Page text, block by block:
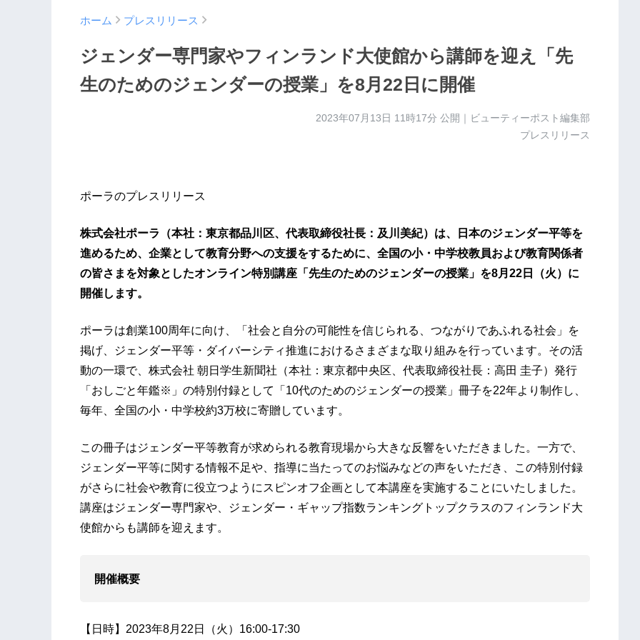
ホーム プレスリリース
ジェンダー専門家やフィンランド大使館から講師を迎え「先
生のためのジェンダーの授業」を8月22日に開催
2023年07月13日 11時17分 公開｜ビューティーポスト編集部
プレスリリース
ポーラのプレスリリース
株式会社ポーラ（本社：東京都品川区、代表取締役社長：及川美紀）は、日本のジェンダー平等を
進めるため、企業として教育分野への支援をするために、全国の小・中学校教員および教育関係者
の皆さまを対象としたオンライン特別講座「先生のためのジェンダーの授業」を8月22日（火）に
開催します。
ポーラは創業100周年に向け、「社会と自分の可能性を信じられる、つながりであふれる社会」を
掲げ、ジェンダー平等・ダイバーシティ推進におけるさまざまな取り組みを行っています。その活
動の一環で、株式会社 朝日学生新聞社（本社：東京都中央区、代表取締役社長：高田 圭子）発行
「おしごと年鑑※」の特別付録として「10代のためのジェンダーの授業」冊子を22年より制作し、
毎年、全国の小・中学校約3万校に寄贈しています。
この冊子はジェンダー平等教育が求められる教育現場から大きな反響をいただきました。一方で、
ジェンダー平等に関する情報不足や、指導に当たってのお悩みなどの声をいただき、この特別付録
がさらに社会や教育に役立つようにスピンオフ企画として本講座を実施することにいたしました。
講座はジェンダー専門家や、ジェンダー・ギャップ指数ランキングトップクラスのフィンランド大
使館からも講師を迎えます。
開催概要
【日時】2023年8月22日（火）16:00-17:30